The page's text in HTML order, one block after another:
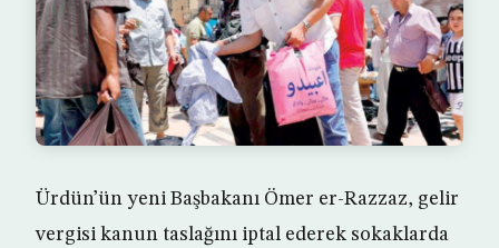
Ürdün’ün yeni Başbakanı Ömer er-Razzaz, gelir
vergisi kanun taslağını iptal ederek sokaklarda